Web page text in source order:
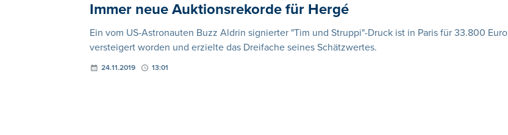
Immer neue Auktionsrekorde für Hergé
Ein vom US-Astronauten Buzz Aldrin signierter "Tim und Struppi"-Druck ist in Paris für 33.800 Euro
versteigert worden und erzielte das Dreifache seines Schätzwertes.
24.11.2019 13:01